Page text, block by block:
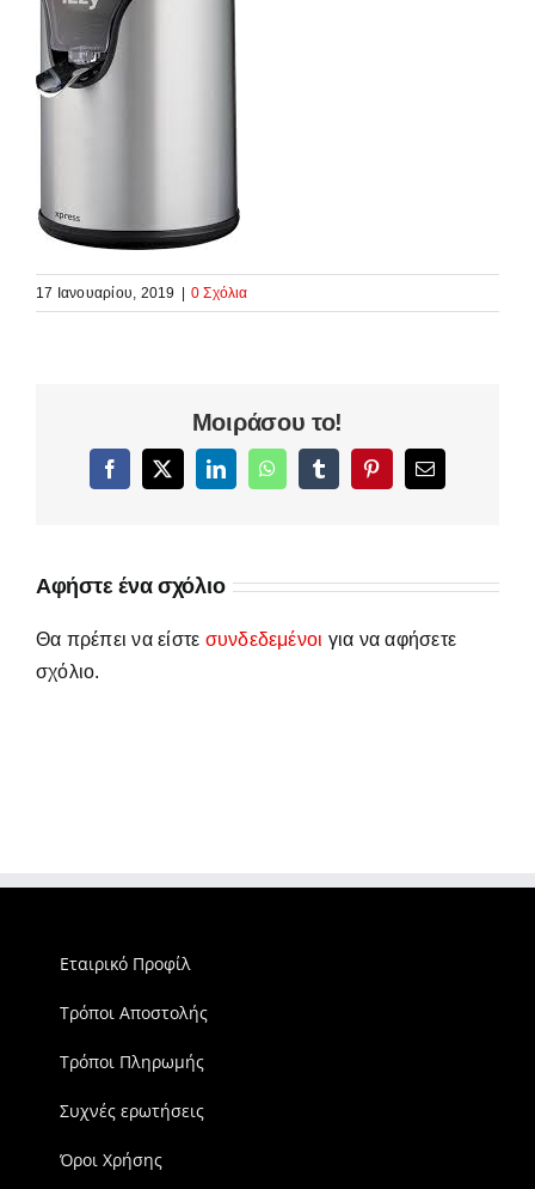
17 Ιανουαρίου, 2019 | 0 Σχόλια
Μοιράσου το!
Facebook
X LinkedInWhatsAppTumblrPinterestEmail
Αφήστε ένα σχόλιο
Θα πρέπει να είστε συνδεδεμένοι για να αφήσετε
σχόλιο.
Εταιρικό Προφίλ
Τρόποι Αποστολής
Τρόποι Πληρωμής
Συχνές ερωτήσεις
Όροι Χρήσης